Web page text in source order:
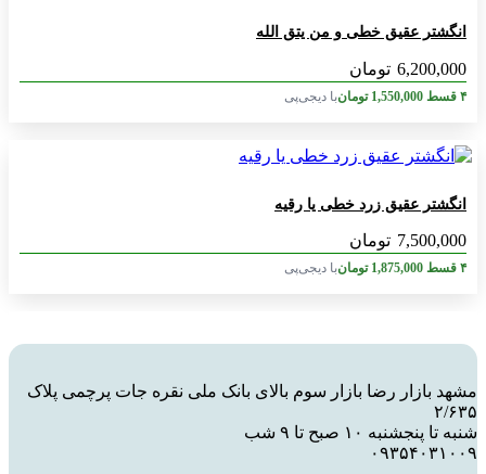
انگشتر عقیق خطی و من یتق الله
6,200,000 تومان
۴ قسط 1,550,000 تومانبا دیجی‌پی
انگشتر عقیق زرد خطی یا رقیه
7,500,000 تومان
۴ قسط 1,875,000 تومانبا دیجی‌پی
مشهد بازار رضا بازار سوم بالای بانک ملی نقره جات پرچمی پلاک
۲/۶۳۵
شنبه تا پنجشنبه ۱۰ صبح تا ۹ شب
۰۹۳۵۴۰۳۱۰۰۹